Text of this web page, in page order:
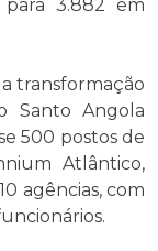
3.882 em
transformação
Santo Angola
500 postos de
Atlântico,
agências, com